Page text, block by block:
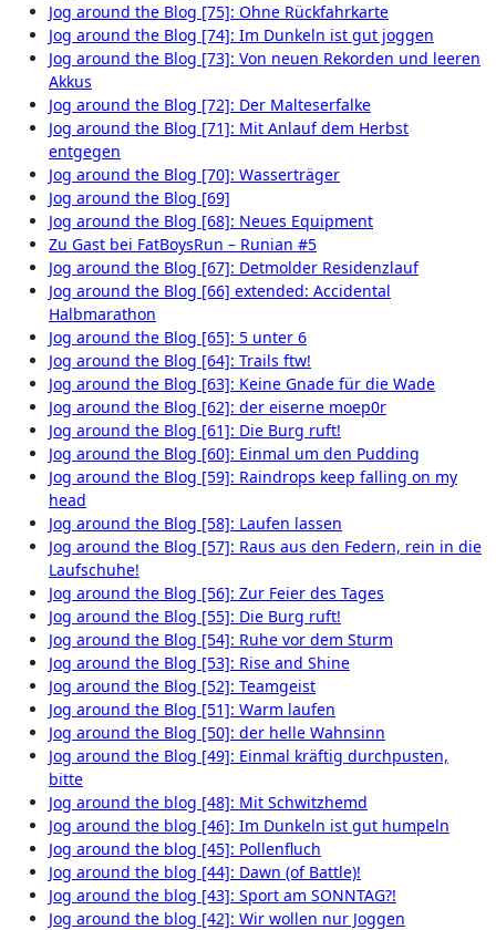
Jog around the Blog [75]: Ohne Rückfahrkarte
Jog around the Blog [74]: Im Dunkeln ist gut joggen
Jog around the Blog [73]: Von neuen Rekorden und leeren
Akkus
Jog around the Blog [72]: Der Malteserfalke
Jog around the Blog [71]: Mit Anlauf dem Herbst
entgegen
Jog around the Blog [70]: Wasserträger
Jog around the Blog [69]
Jog around the Blog [68]: Neues Equipment
Zu Gast bei FatBoysRun – Runian #5
Jog around the Blog [67]: Detmolder Residenzlauf
Jog around the Blog [66] extended: Accidental
Halbmarathon
Jog around the Blog [65]: 5 unter 6
Jog around the Blog [64]: Trails ftw!
Jog around the Blog [63]: Keine Gnade für die Wade
Jog around the Blog [62]: der eiserne moep0r
Jog around the Blog [61]: Die Burg ruft!
Jog around the Blog [60]: Einmal um den Pudding
Jog around the Blog [59]: Raindrops keep falling on my
head
Jog around the Blog [58]: Laufen lassen
Jog around the Blog [57]: Raus aus den Federn, rein in die
Laufschuhe!
Jog around the Blog [56]: Zur Feier des Tages
Jog around the Blog [55]: Die Burg ruft!
Jog around the Blog [54]: Ruhe vor dem Sturm
Jog around the Blog [53]: Rise and Shine
Jog around the Blog [52]: Teamgeist
Jog around the Blog [51]: Warm laufen
Jog around the Blog [50]: der helle Wahnsinn
Jog around the Blog [49]: Einmal kräftig durchpusten,
bitte
Jog around the blog [48]: Mit Schwitzhemd
Jog around the blog [46]: Im Dunkeln ist gut humpeln
Jog around the blog [45]: Pollenfluch
Jog around the blog [44]: Dawn (of Battle)!
Jog around the blog [43]: Sport am SONNTAG?!
Jog around the blog [42]: Wir wollen nur Joggen